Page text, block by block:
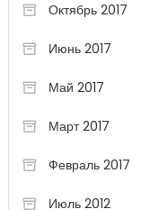
Октябрь 2017
Июнь 2017
Май 2017
Март 2017
Февраль 2017
Июль 2012